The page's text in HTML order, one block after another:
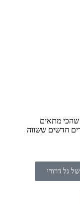
שהכי מתאים
חדשים ששווה
גל דרורי